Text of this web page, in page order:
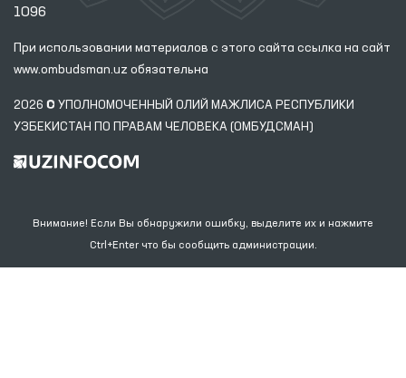
1096
При использовании материалов с этого сайта ссылка на сайт
www.ombudsman.uz обязательна
2026 © УПОЛНОМОЧЕННЫЙ ОЛИЙ МАЖЛИСА РЕСПУБЛИКИ
УЗБЕКИСТАН ПО ПРАВАМ ЧЕЛОВЕКА (ОМБУДСМАН)
Внимание! Если Вы обнаружили ошибку, выделите их и нажмите
Ctrl+Enter что бы сообщить администрации.